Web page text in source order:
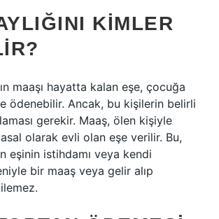
KIMLER
maaşı hayatta kalan eşe, çocuğa
ödenebilir. Ancak, bu kişilerin belirli
gerekir. Maaş, ölen kişiyle
olarak evli olan eşe verilir. Bu,
eşinin istihdamı veya kendi
bir maaş veya gelir alıp